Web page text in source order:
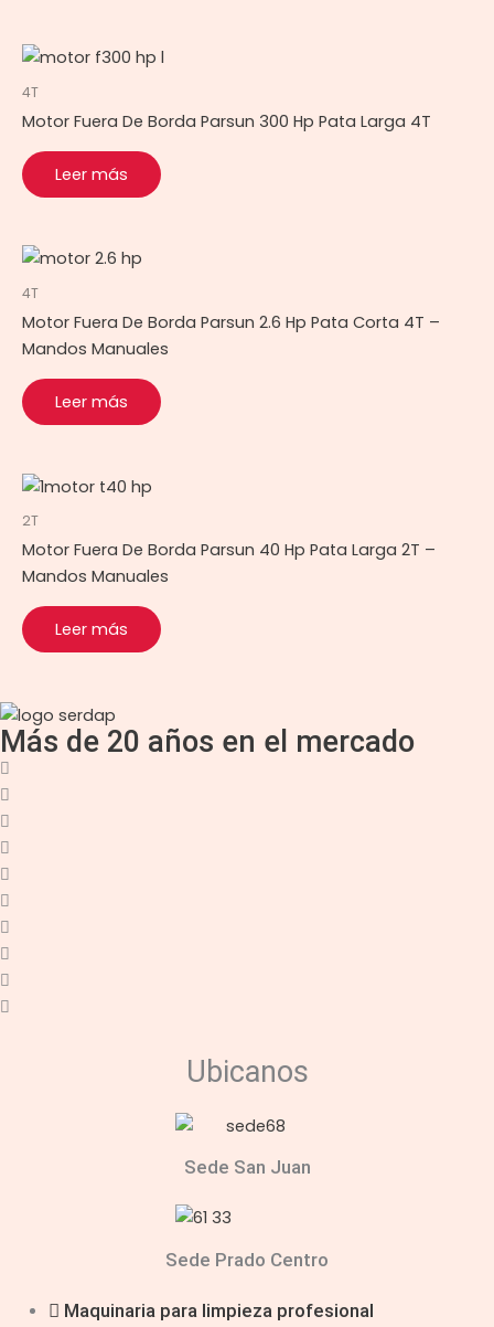
4T
Motor Fuera De Borda Parsun 300 Hp Pata Larga 4T
Leer más
4T
Motor Fuera De Borda Parsun 2.6 Hp Pata Corta 4T –
Mandos Manuales
Leer más
2T
Motor Fuera De Borda Parsun 40 Hp Pata Larga 2T –
Mandos Manuales
Leer más
Más de 20 años en el mercado
Ubicanos
Sede San Juan
Sede Prado Centro
Maquinaria para limpieza profesional